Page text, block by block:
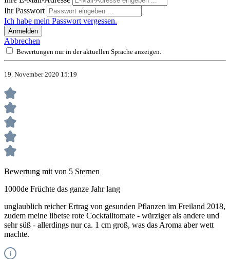
Ihr Passwort
Ich habe mein Passwort vergessen.
Anmelden
Abbrechen
Bewertungen nur in der aktuellen Sprache anzeigen.
19. November 2020 15:19
Bewertung mit von 5 Sternen
1000de Früchte das ganze Jahr lang
unglaublich reicher Ertrag von gesunden Pflanzen im Freiland 2018,
zudem meine libetse rote Cocktailtomate - würziger als andere und
sehr süß - allerdings nur ca. 1 cm groß, was das Aroma aber wett
machte.